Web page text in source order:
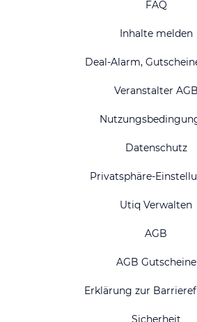
FAQ
Inhalte melden
Deal-Alarm,
Veranstalter AGB
Datenschutz
Privatsphäre-
Utiq Verwalten
AGB
AGB Gutscheine
Erklärung zur
Sicherheit